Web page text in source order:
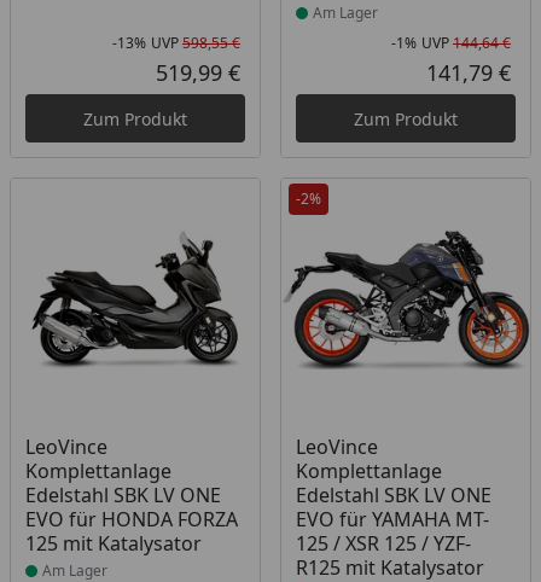
Rabatt in Prozent
-13%
Ursprünglicher Preis
UVP598,55 €
Aktueller Preis
519,99 €
Zum Produkt
Am Lager
-1% UVP144,64 €
141,79 €
Zum Produkt
LeoVince
Komplettanlage
Edelstahl SBK LV ONE
EVO für HONDA FORZA
125 mit Katalysator
Produkt am Lager
Am Lager
-2%
LeoVince
Komplettanlage
Edelstahl SBK LV ONE
EVO für YAMAHA MT-
125 / XSR 125 / YZF-
R125 mit Katalysator
Produkt am Lager